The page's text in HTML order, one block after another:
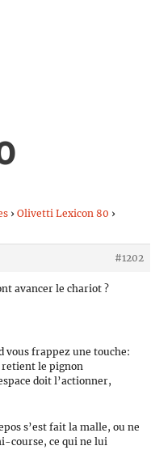
› Olivetti Lexicon 80 ›
#1202
avancer le chariot ?
vous frappez une touche:
retient le pignon
doit l’actionner,
s’est fait la malle, ou ne
course, ce qui ne lui